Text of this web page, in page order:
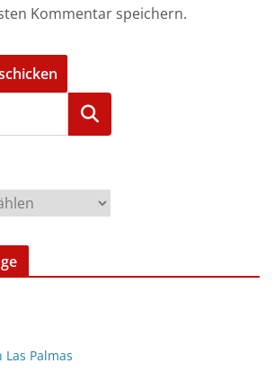
Kommentar speichern.
Kategorien
Palmas